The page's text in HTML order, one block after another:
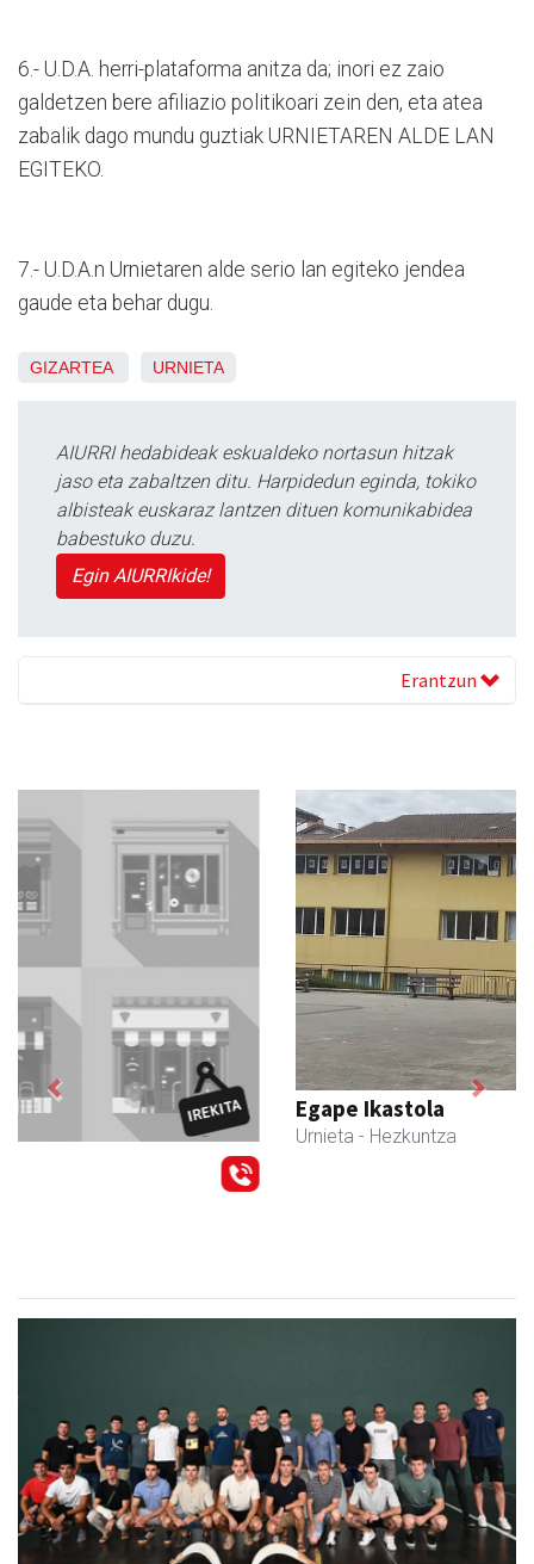
6.- U.D.A. herri-plataforma anitza da; inori ez zaio
galdetzen bere afiliazio politikoari zein den, eta atea
zabalik dago mundu guztiak URNIETAREN ALDE LAN
EGITEKO.
7.- U.D.A.n Urnietaren alde serio lan egiteko jendea
gaude eta behar dugu.
GIZARTEA URNIETA
AIURRI hedabideak eskualdeko nortasun hitzak
jaso eta zabaltzen ditu. Harpidedun eginda, tokiko
albisteak euskaraz lantzen dituen komunikabidea
babestuko duzu.
Egin AIURRIkide!
Erantzun
Egape Ikastola
Urnieta - Hezkuntza
Next
Babes zabala jaso du Ansak